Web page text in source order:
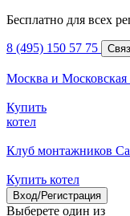
Бесплатно для всех
8 (495) 150 57 75
Москва и Московская
Купить
котел
Клуб монтажников
Купить котел
Вход/Регистрация
Выберете один из